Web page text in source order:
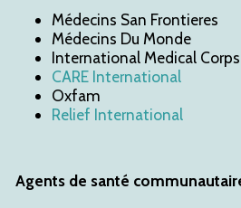
Médecins San Frontieres
Médecins Du Monde
International Medical Corps
CARE International
Oxfam
Relief International
Agents de santé